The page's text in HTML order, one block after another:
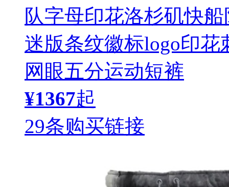
队字母印花洛杉矶快
迷版条纹徽标logo印
网眼五分运动短裤
¥1367起
29条购买链接